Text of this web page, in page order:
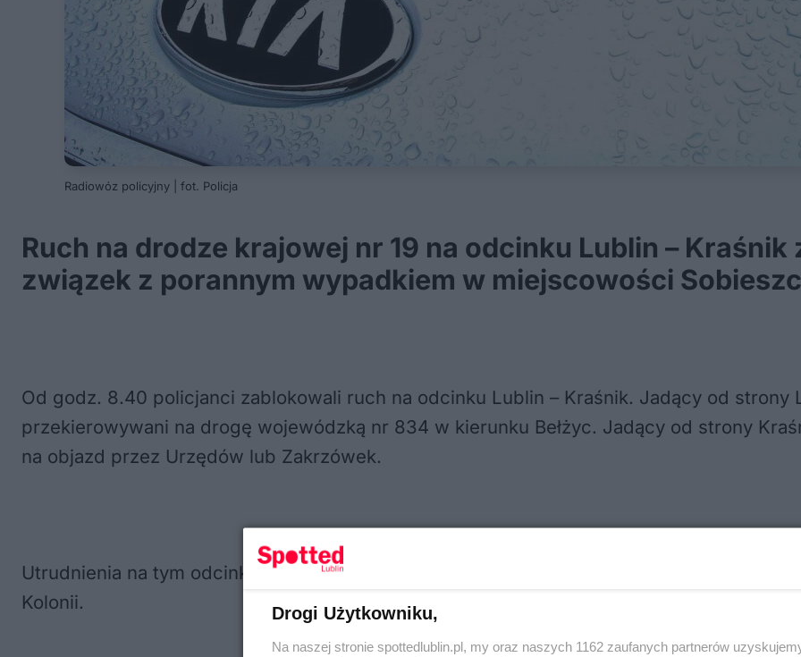
Radiowóz policyjny | fot. Policja
Ruch na drodze krajowej nr 19 na odcinku Lublin – Kraśnik
związek z porannym wypadkiem w miejscowości
Od godz. 8.40 policjanci zablokowali ruch na odcinku Lublin – Kraśnik. Jadący od
przekierowywani na drogę wojewódzką nr 834 w kierunku Bełżyc. Jadący od strony
na objazd przez Urzędów lub Zakrzówek.
Utrudnienia na tym odcinku potrwają do godz. 11. Ma to związek z sprzątaniem miejsca
Kolonii.
Drogi Użytkowniku,
Na naszej stronie spottedlublin.pl, my oraz naszych 1162 zaufanych partnerów